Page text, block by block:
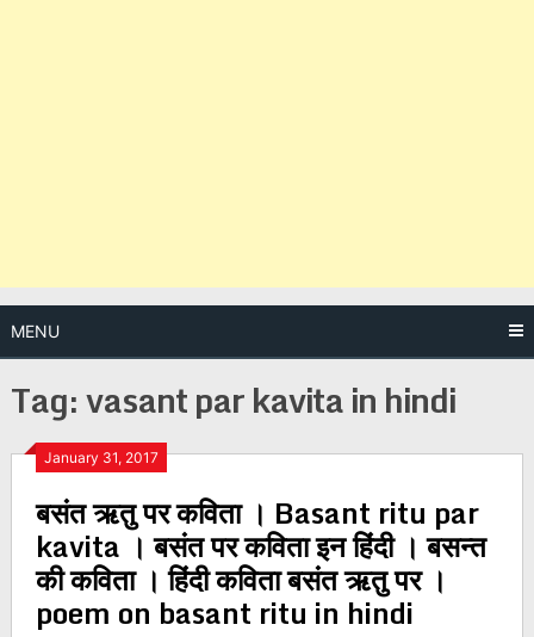
MENU
Tag:vasant par kavita in hindi
January 31, 2017
बसंत ऋतु पर कविता । Basant ritu par
kavita । बसंत पर कविता इन हिंदी । बसन्त
की कविता । हिंदी कविता बसंत ऋतु पर ।
poem on basant ritu in hindi
Posts
navigation